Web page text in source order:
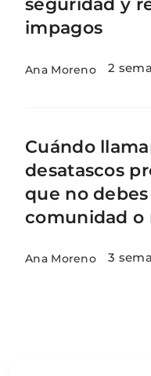
seguridad y
impagos
Ana Moreno 2
Cuándo
desatascos
que no
comunidad o
Ana Moreno 3